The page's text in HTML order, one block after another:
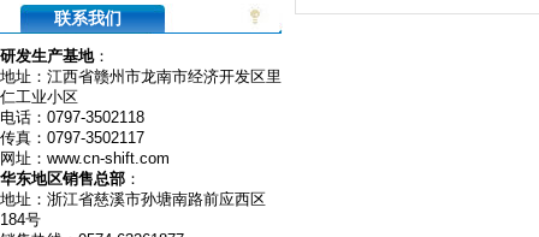
联系我们
研发生产基地：
地址：江西省赣州市龙南市经济开发区里
仁工业小区
电话：0797-3502118
传真：0797-3502117
网址：www.cn-shift.com
华东地区销售总部 ：
地址：浙江省慈溪市孙塘南路前应西区
184号